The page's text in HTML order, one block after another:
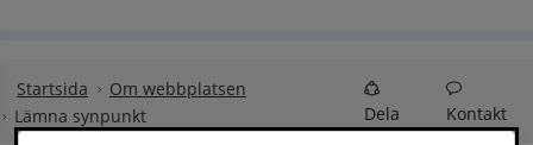
Startsida
Om webbplatsen
Lämna synpunkt
Dela Kontakt